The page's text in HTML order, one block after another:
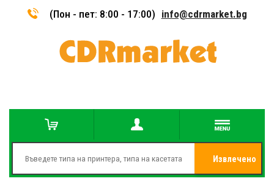
(Пон - пет: 8:00 - 17:00) info@cdrmarket.bg
Извлечено